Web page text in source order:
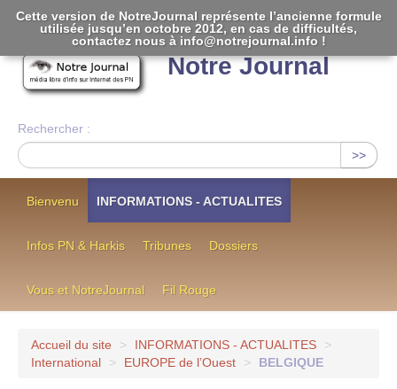
Notre Journal
Rechercher :
>>
Bienvenu INFORMATIONS - ACTUALITES
Infos PN & Harkis Tribunes Dossiers
Vous et NotreJournal Fil Rouge
Accueil du site > INFORMATIONS - ACTUALITES
>
International
> EUROPE de l’Ouest > BELGIQUE
Cette version de NotreJournal représente l’ancienne formule
utilisée jusqu’en octobre 2012, en cas de difficultés,
contactez nous à info@notrejournal.info !